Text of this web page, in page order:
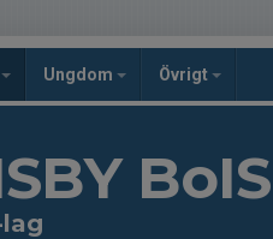
Ungdom Övrigt
BoIS